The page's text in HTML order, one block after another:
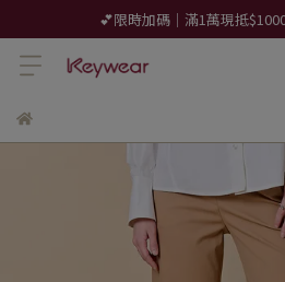
💕限時加碼｜滿1萬現抵